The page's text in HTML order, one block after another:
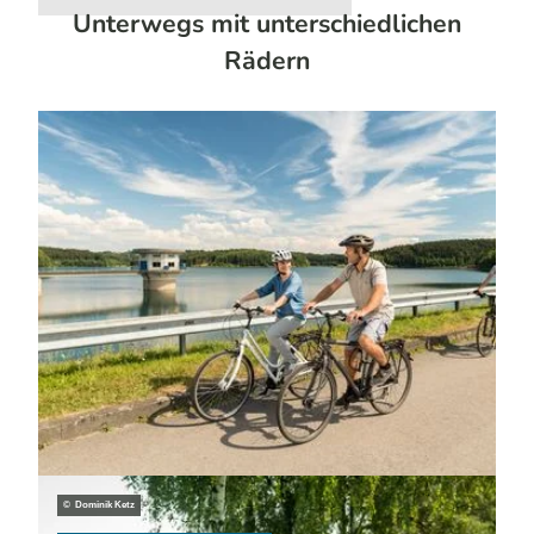
Unterwegs mit unterschiedlichen
Rädern
Tourenrad
© Dominik Ketz